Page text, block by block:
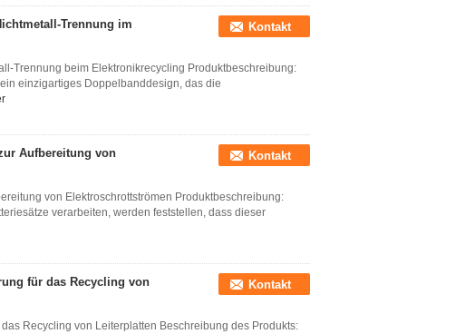
Trennung im
Kontakt
Trennung beim Elektronikrecycling Produktbeschreibung:
einzigartiges Doppelbanddesign, das die
Aufbereitung von
Kontakt
von Elektroschrottströmen Produktbeschreibung:
verarbeiten, werden feststellen, dass dieser
für das Recycling von
Kontakt
Recycling von Leiterplatten Beschreibung des Produkts: